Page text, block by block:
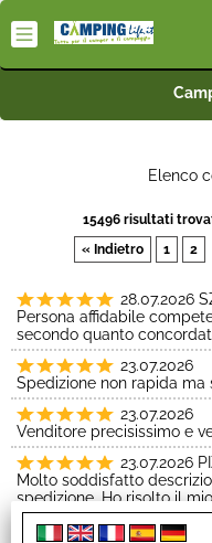
Elenco
15496 risultati
« Indietro
1 2
28.07.2026
Persona affidabile
secondo quanto
23.07.2026
Spedizione non rapida ma
23.07.2026
Venditore precisissimo e
23.07.2026
Molto soddisfatto
spedizione. Ho risolto il
non è poca cosa. Bravi
adesivo. Io lo avrei